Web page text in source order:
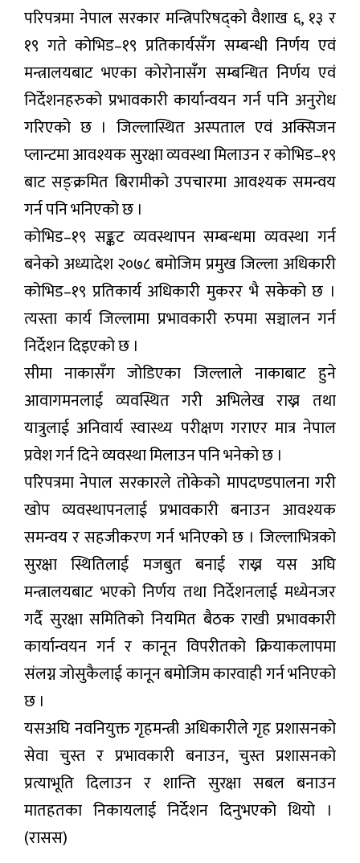
परिपत्रमा नेपाल सरकार मन्त्रिपरिषद्को वैशाख ६, १३ र
१९ गते कोभिड–१९ प्रतिकार्यसँग सम्बन्धी निर्णय एवं
मन्त्रालयबाट भएका कोरोनासँग सम्बन्धित निर्णय एवं
निर्देशनहरुको प्रभावकारी कार्यान्वयन गर्न पनि अनुरोध
गरिएको छ । जिल्लास्थित अस्पताल एवं अक्सिजन
प्लान्टमा आवश्यक सुरक्षा व्यवस्था मिलाउन र कोभिड–१९
बाट सङ्क्रमित बिरामीको उपचारमा आवश्यक समन्वय
गर्न पनि भनिएको छ ।
कोभिड–१९ सङ्कट व्यवस्थापन सम्बन्धमा व्यवस्था गर्न
बनेको अध्यादेश २०७८ बमोजिम प्रमुख जिल्ला अधिकारी
कोभिड–१९ प्रतिकार्य अधिकारी मुकरर भै सकेको छ ।
त्यस्ता कार्य जिल्लामा प्रभावकारी रुपमा सञ्चालन गर्न
निर्देशन दिइएको छ ।
सीमा नाकासँग जोडिएका जिल्लाले नाकाबाट हुने
आवागमनलाई व्यवस्थित गरी अभिलेख राख्न तथा
यात्रुलाई अनिवार्य स्वास्थ्य परीक्षण गराएर मात्र नेपाल
प्रवेश गर्न दिने व्यवस्था मिलाउन पनि भनेको छ ।
परिपत्रमा नेपाल सरकारले तोकेको मापदण्डपालना गरी
खोप व्यवस्थापनलाई प्रभावकारी बनाउन आवश्यक
समन्वय र सहजीकरण गर्न भनिएको छ । जिल्लाभित्रको
सुरक्षा स्थितिलाई मजबुत बनाई राख्न यस अघि
मन्त्रालयबाट भएको निर्णय तथा निर्देशनलाई मध्येनजर
गर्दै सुरक्षा समितिको नियमित बैठक राखी प्रभावकारी
कार्यान्वयन गर्न र कानून विपरीतको क्रियाकलापमा
संलग्न जोसुकैलाई कानून बमोजिम कारवाही गर्न भनिएको
छ ।
यसअघि नवनियुक्त गृहमन्त्री अधिकारीले गृह प्रशासनको
सेवा चुस्त र प्रभावकारी बनाउन, चुस्त प्रशासनको
प्रत्याभूति दिलाउन र शान्ति सुरक्षा सबल बनाउन
मातहतका निकायलाई निर्देशन दिनुभएको थियो ।
(रासस)